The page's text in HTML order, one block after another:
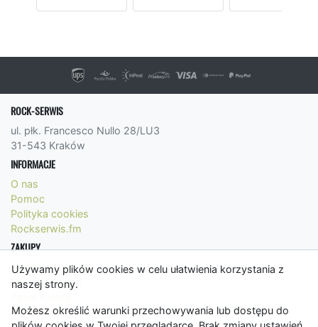
Używamy plików cookies w celu ułatwienia korzystania z
naszej strony.
Możesz określić warunki przechowywania lub dostępu do
ROCK-SERWIS
ul. płk. Francesco Nullo 28/LU3
31-543 Kraków
INFORMACJE
O nas
Pomoc
Polityka cookies
Rockserwis.fm
ZAKUPY
Formy płatności
Koszty wysyłki
Regulamin